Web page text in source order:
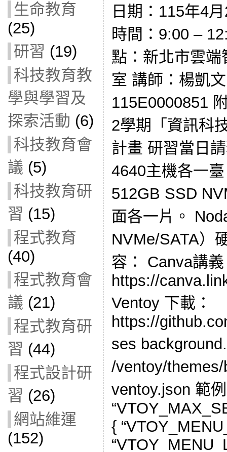
生命教育
(25)
研習 (19)
科技教育教
學與學習及
探索活動 (6)
科技教育會
議 (5)
科技教育研
習 (15)
程式教育
(40)
程式教育會
議 (21)
程式教育研
習 (44)
程式設計研
習 (26)
網站維運
(152)
日期：115年4
時間：9:00 –
點：新北市雲
室 講師：楊凱
115E0000851
2學期「資訊科
計畫 研習當日
4640主機各一
512GB SSD
面各一片。
NVMe/SATA）
容： Canva講
https://
Ventoy 下載：
https://
ses
/ventoy/
ventoy.json 範
{